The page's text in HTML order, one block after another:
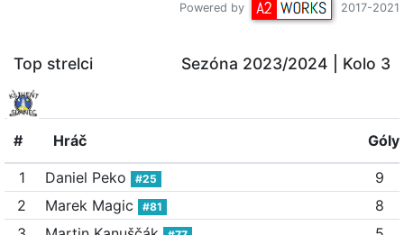
Powered by 2017-2021
Top strelci Sezóna 2023/2024 | Kolo 3
# Hráč Góly
1 Daniel Peko #25
9
2
Marek Magic #81
8